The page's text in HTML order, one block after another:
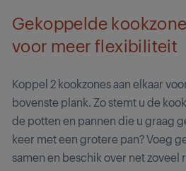
Gekoppelde
voor meer flexibiliteit
Koppel 2 kookzones aan elkaar
bovenste plank. Zo stemt u de
de potten en pannen die u graag
keer met een grotere pan? Voeg
samen en beschik over net zoveel